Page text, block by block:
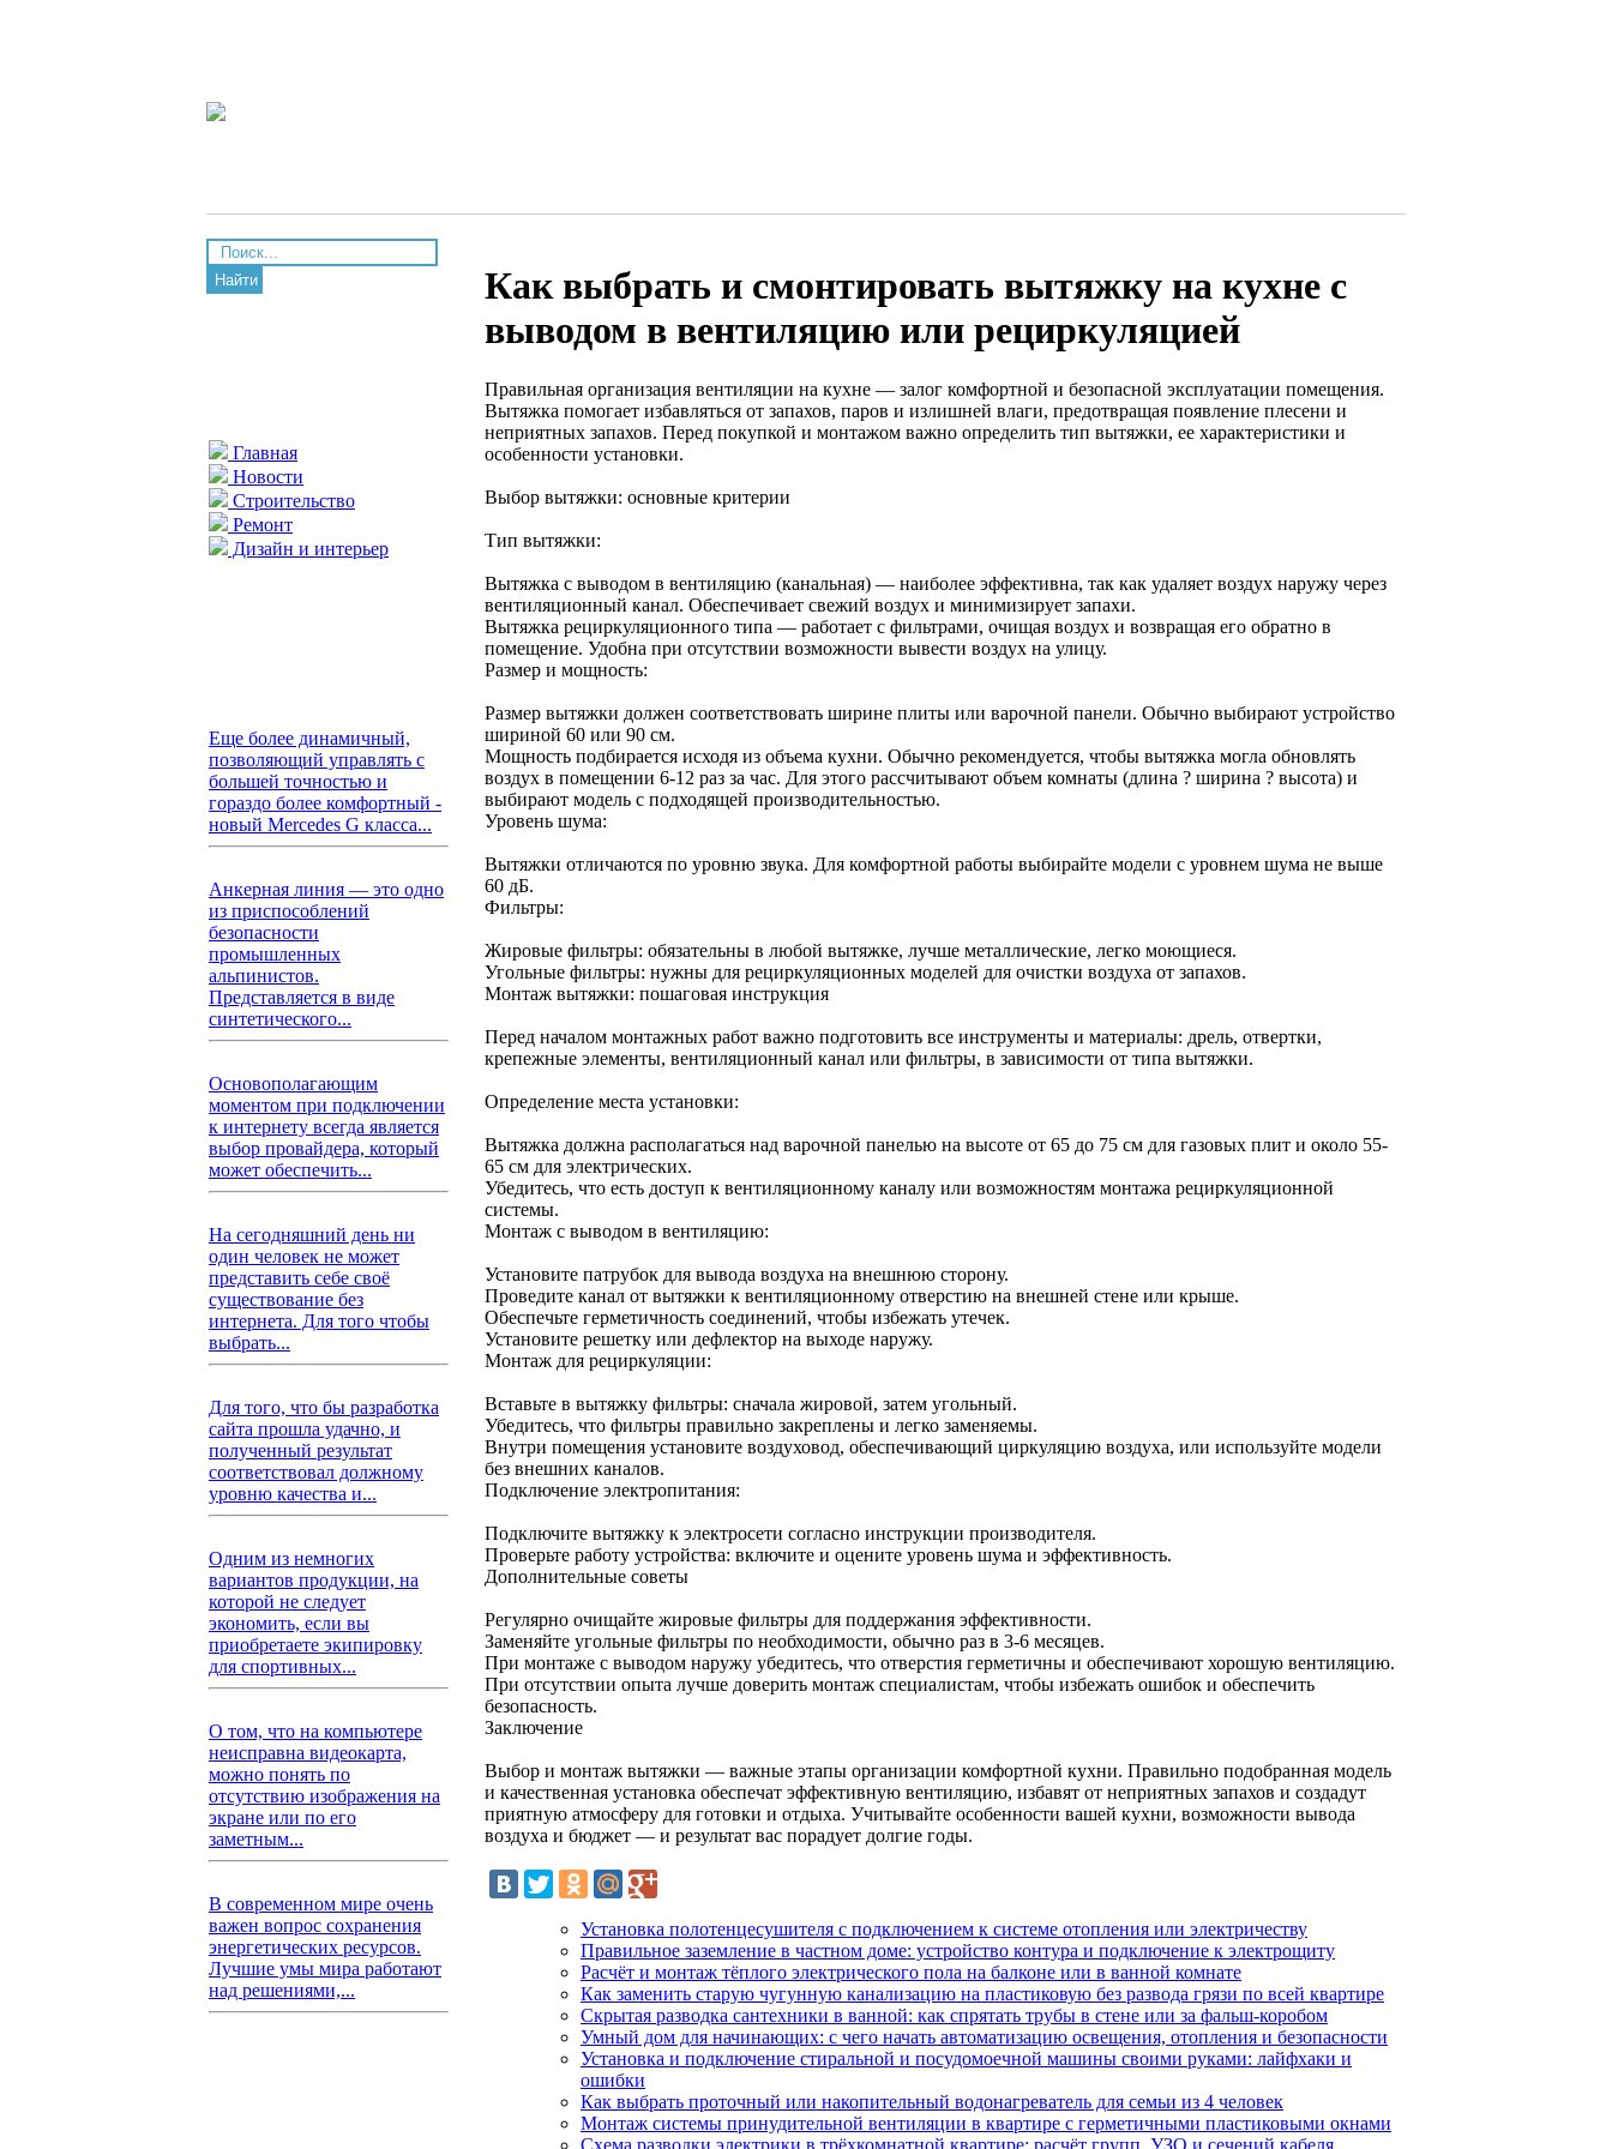
Найти
Главная
Новости
Строительство
Ремонт
Дизайн и интерьер
Еще более динамичный,
позволяющий управлять с
большей точностью и
гораздо более комфортный -
новый Mercedes G класса...
Анкерная линия — это одно
из приспособлений
безопасности
промышленных
альпинистов.
Представляется в виде
синтетического...
Основополагающим
моментом при подключении
к интернету всегда является
выбор провайдера, который
может обеспечить...
На сегодняшний день ни
один человек не может
представить себе своё
существование без
интернета. Для того чтобы
выбрать...
Для того, что бы разработка
сайта прошла удачно, и
полученный результат
соответствовал должному
уровню качества и...
Одним из немногих
вариантов продукции, на
которой не следует
экономить, если вы
приобретаете экипировку
для спортивных...
О том, что на компьютере
неисправна видеокарта,
можно понять по
отсутствию изображения на
экране или по его
заметным...
В современном мире очень
важен вопрос сохранения
энергетических ресурсов.
Лучшие умы мира работают
над решениями,...
Как выбрать и смонтировать вытяжку на кухне с
выводом в вентиляцию или рециркуляцией
Правильная организация вентиляции на кухне — залог комфортной и безопасной эксплуатации помещения.
Вытяжка помогает избавляться от запахов, паров и излишней влаги, предотвращая появление плесени и
неприятных запахов. Перед покупкой и монтажом важно определить тип вытяжки, ее характеристики и
особенности установки.
Выбор вытяжки: основные критерии
Тип вытяжки:
Вытяжка с выводом в вентиляцию (канальная) — наиболее эффективна, так как удаляет воздух наружу через
вентиляционный канал. Обеспечивает свежий воздух и минимизирует запахи.
Вытяжка рециркуляционного типа — работает с фильтрами, очищая воздух и возвращая его обратно в
помещение. Удобна при отсутствии возможности вывести воздух на улицу.
Размер и мощность:
Размер вытяжки должен соответствовать ширине плиты или варочной панели. Обычно выбирают устройство
шириной 60 или 90 см.
Мощность подбирается исходя из объема кухни. Обычно рекомендуется, чтобы вытяжка могла обновлять
воздух в помещении 6-12 раз за час. Для этого рассчитывают объем комнаты (длина ? ширина ? высота) и
выбирают модель с подходящей производительностью.
Уровень шума:
Вытяжки отличаются по уровню звука. Для комфортной работы выбирайте модели с уровнем шума не выше
60 дБ.
Фильтры:
Жировые фильтры: обязательны в любой вытяжке, лучше металлические, легко моющиеся.
Угольные фильтры: нужны для рециркуляционных моделей для очистки воздуха от запахов.
Монтаж вытяжки: пошаговая инструкция
Перед началом монтажных работ важно подготовить все инструменты и материалы: дрель, отвертки,
крепежные элементы, вентиляционный канал или фильтры, в зависимости от типа вытяжки.
Определение места установки:
Вытяжка должна располагаться над варочной панелью на высоте от 65 до 75 см для газовых плит и около 55-
65 см для электрических.
Убедитесь, что есть доступ к вентиляционному каналу или возможностям монтажа рециркуляционной
системы.
Монтаж с выводом в вентиляцию:
Установите патрубок для вывода воздуха на внешнюю сторону.
Проведите канал от вытяжки к вентиляционному отверстию на внешней стене или крыше.
Обеспечьте герметичность соединений, чтобы избежать утечек.
Установите решетку или дефлектор на выходе наружу.
Монтаж для рециркуляции:
Вставьте в вытяжку фильтры: сначала жировой, затем угольный.
Убедитесь, что фильтры правильно закреплены и легко заменяемы.
Внутри помещения установите воздуховод, обеспечивающий циркуляцию воздуха, или используйте модели
без внешних каналов.
Подключение электропитания:
Подключите вытяжку к электросети согласно инструкции производителя.
Проверьте работу устройства: включите и оцените уровень шума и эффективность.
Дополнительные советы
Регулярно очищайте жировые фильтры для поддержания эффективности.
Заменяйте угольные фильтры по необходимости, обычно раз в 3-6 месяцев.
При монтаже с выводом наружу убедитесь, что отверстия герметичны и обеспечивают хорошую вентиляцию.
При отсутствии опыта лучше доверить монтаж специалистам, чтобы избежать ошибок и обеспечить
безопасность.
Заключение
Выбор и монтаж вытяжки — важные этапы организации комфортной кухни. Правильно подобранная модель
и качественная установка обеспечат эффективную вентиляцию, избавят от неприятных запахов и создадут
приятную атмосферу для готовки и отдыха. Учитывайте особенности вашей кухни, возможности вывода
воздуха и бюджет — и результат вас порадует долгие годы.
Установка полотенцесушителя с подключением к системе отопления или электричеству
Правильное заземление в частном доме: устройство контура и подключение к электрощиту
Расчёт и монтаж тёплого электрического пола на балконе или в ванной комнате
Как заменить старую чугунную канализацию на пластиковую без развода грязи по всей квартире
Скрытая разводка сантехники в ванной: как спрятать трубы в стене или за фальш-коробом
Умный дом для начинающих: с чего начать автоматизацию освещения, отопления и безопасности
Установка и подключение стиральной и посудомоечной машины своими руками: лайфхаки и
ошибки
Как выбрать проточный или накопительный водонагреватель для семьи из 4 человек
Монтаж системы принудительной вентиляции в квартире с герметичными пластиковыми окнами
Схема разводки электрики в трёхкомнатной квартире: расчёт групп, УЗО и сечений кабеля